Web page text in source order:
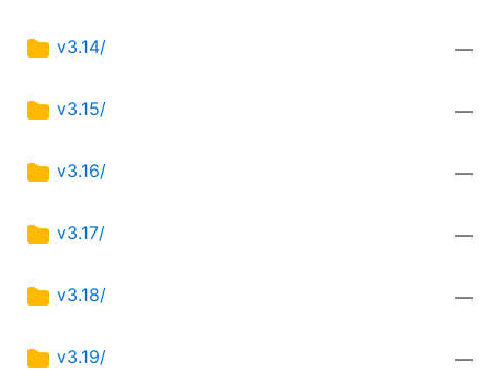
v3.14/ —
v3.15/ —
v3.16/ —
v3.17/ —
v3.18/ —
v3.19/ —